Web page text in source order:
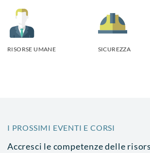
RISORSE UMANE SICUREZZA
I PROSSIMI EVENTI E CORSI
Accresci le competenze delle